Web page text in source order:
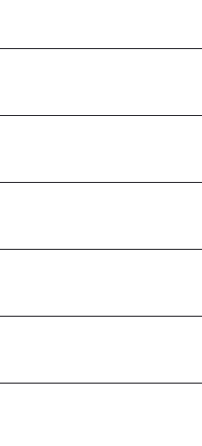
županija